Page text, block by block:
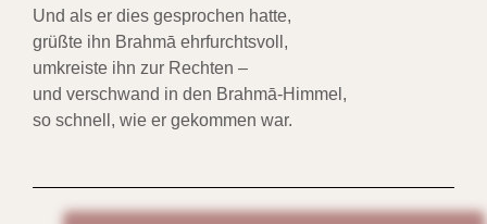
Und als er dies gesprochen hatte,
grüßte ihn Brahmā ehrfurchtsvoll,
umkreiste ihn zur Rechten –
und verschwand in den Brahmā-Himmel,
so schnell, wie er gekommen war.